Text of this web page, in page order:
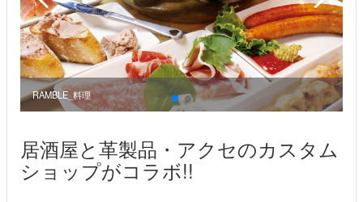
RAMBLE_料理
居酒屋と革製品・アクセのカスタム
ショップがコラボ!!